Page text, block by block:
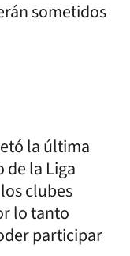
sometidos
la última
la Liga
clubes
lo tanto
participar